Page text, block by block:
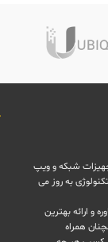
شبکه و ویپ
به روز می
و ارائه بهترین
همراه